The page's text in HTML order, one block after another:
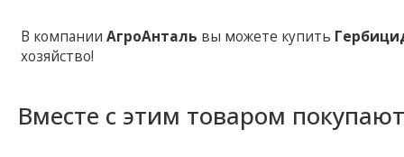
В компанииАгроАнталь вы можете купить
хозяйство!
Вместе с этим товаром покупают